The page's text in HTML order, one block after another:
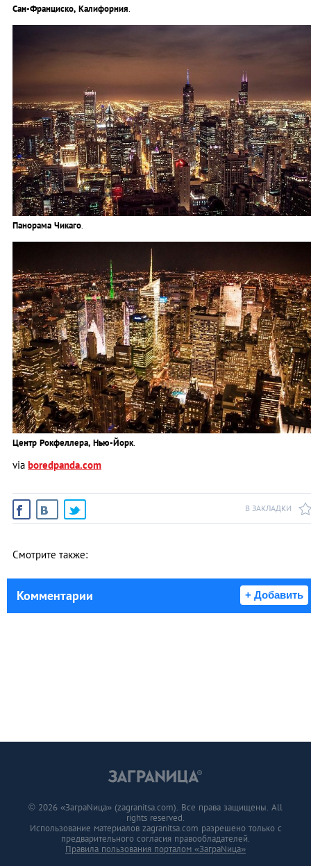
Сан-Франциско, Калифорния.
Панорама Чикаго.
Центр Рокфеллера, Нью-Йорк.
via boredpanda.com
В ЗАКЛАДКИ
Смотрите также:
Комментарии + Добавить
© 2026 «ЗаграNица» (zagranitsa.com). Все права защищены. All
rights reserved.
Использование материалов zagranitsa.com разрешено только с
предварительного согласия правообладателей.
Правила пользования порталом «ЗаграNица»